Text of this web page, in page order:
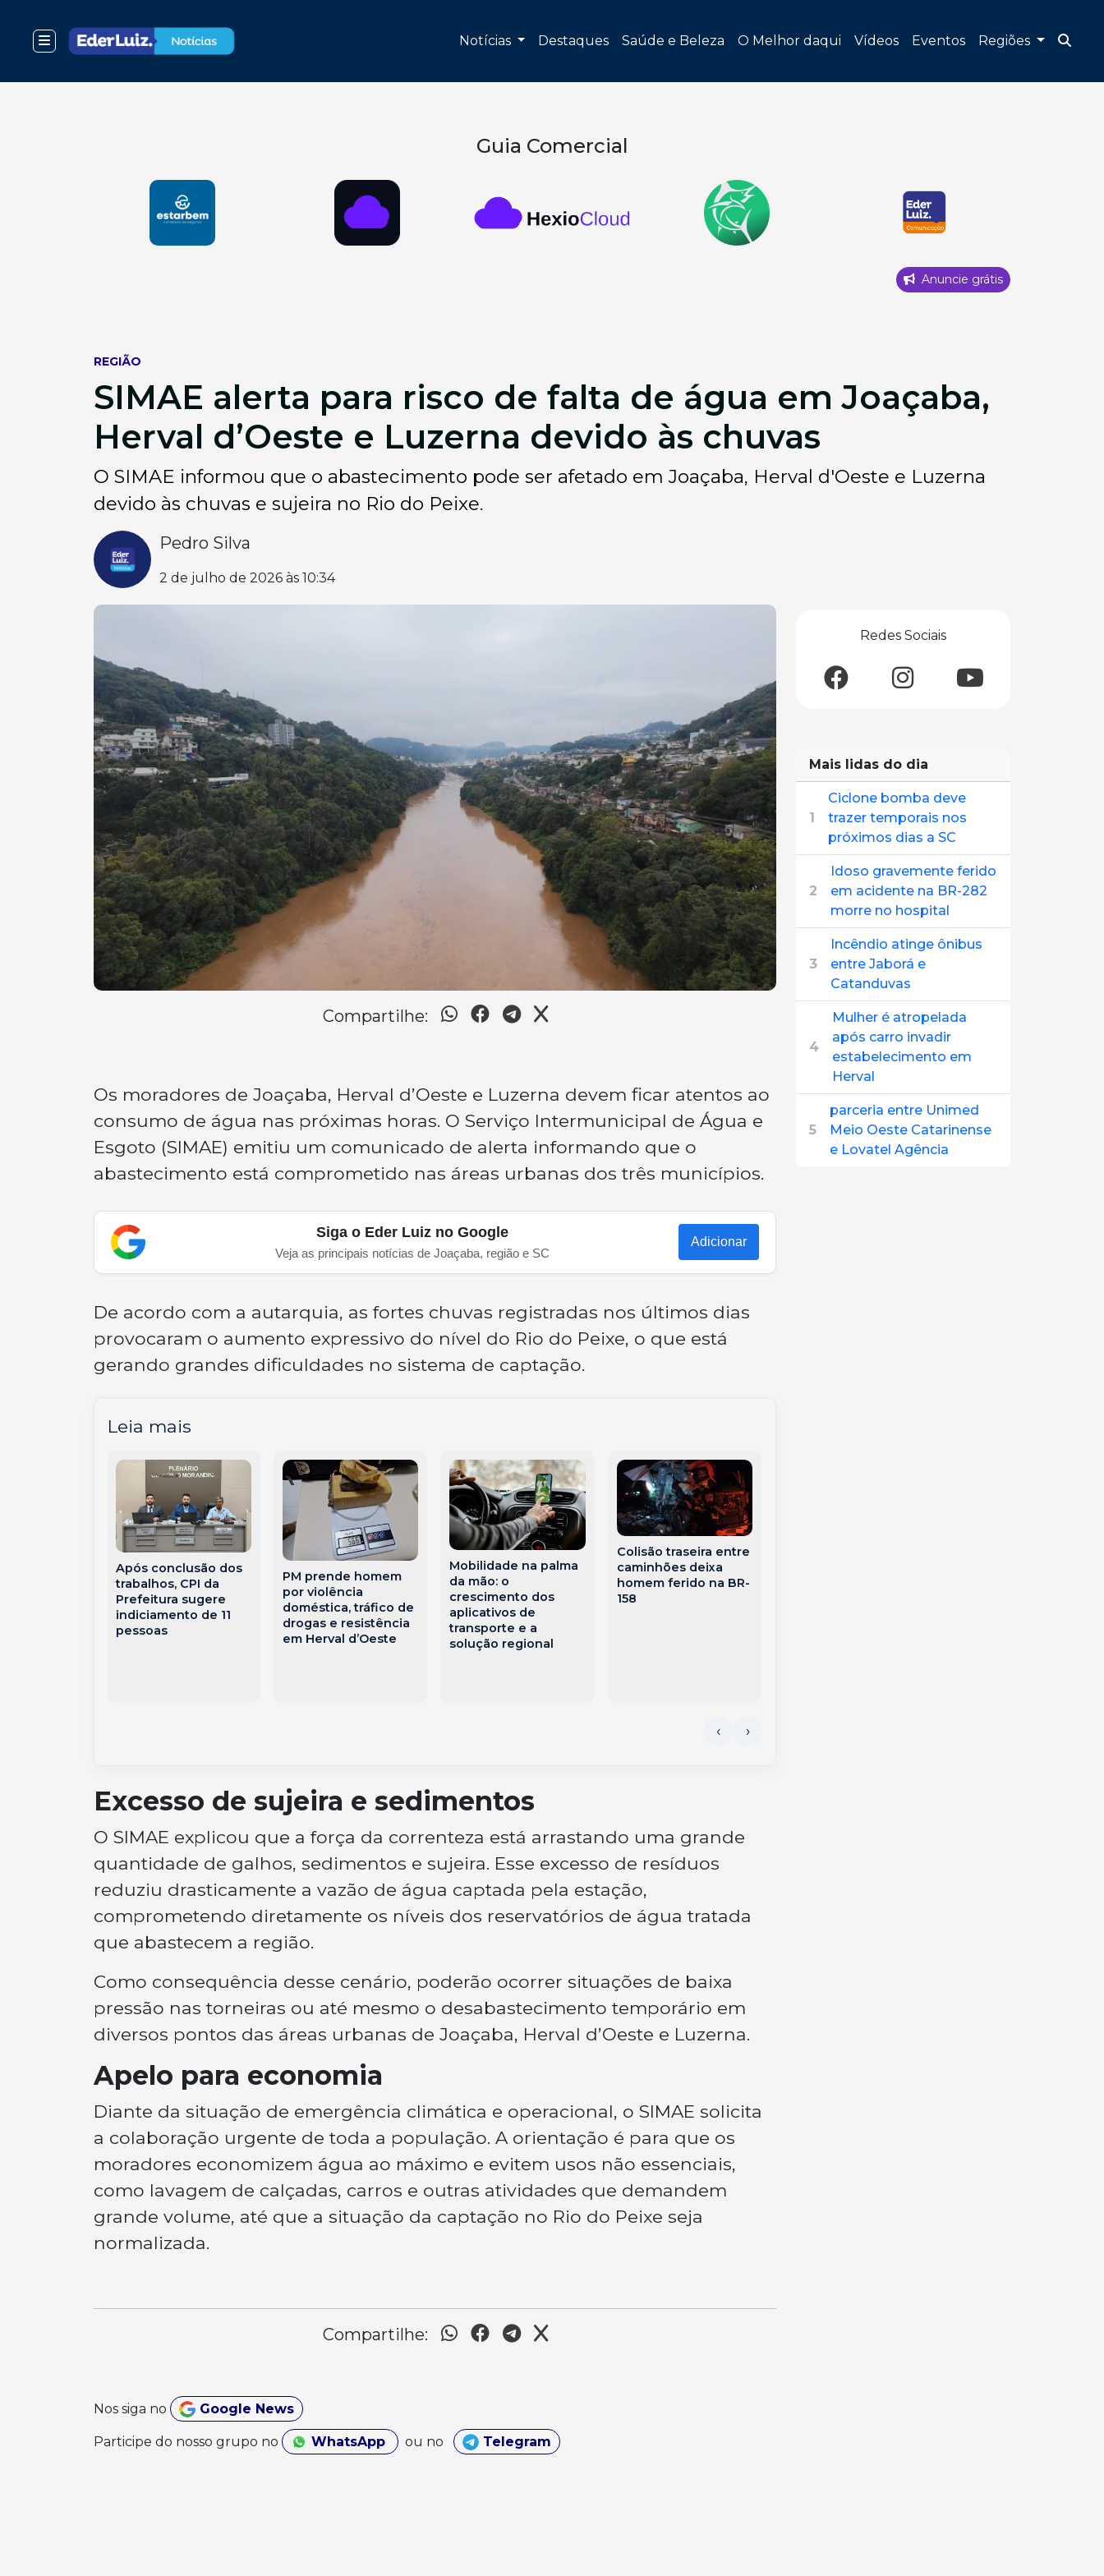
Notícias Destaques Saúde e Beleza O Melhor daqui Vídeos Eventos Regiões
Guia Comercial
Anuncie grátis
REGIÃO
SIMAE alerta para risco de falta de água em Joaçaba,
Herval d’Oeste e Luzerna devido às chuvas
O SIMAE informou que o abastecimento pode ser afetado em Joaçaba, Herval d'Oeste e Luzerna
devido às chuvas e sujeira no Rio do Peixe.
Pedro Silva
2 de julho de 2026 às 10:34
Compartilhe:
Os moradores de Joaçaba, Herval d’Oeste e Luzerna devem ficar atentos ao
consumo de água nas próximas horas. O Serviço Intermunicipal de Água e
Esgoto (SIMAE) emitiu um comunicado de alerta informando que o
abastecimento está comprometido nas áreas urbanas dos três municípios.
Siga o Eder Luiz no Google
Veja as principais notícias de Joaçaba, região e SC
Adicionar
De acordo com a autarquia, as fortes chuvas registradas nos últimos dias
provocaram o aumento expressivo do nível do Rio do Peixe, o que está
gerando grandes dificuldades no sistema de captação.
Leia mais
Após conclusão dos
trabalhos, CPI da
Prefeitura sugere
indiciamento de 11
pessoas
PM prende homem
por violência
doméstica, tráfico de
drogas e resistência
em Herval d’Oeste
Mobilidade na palma
da mão: o
crescimento dos
aplicativos de
transporte e a
solução regional
Colisão traseira entre
caminhões deixa
homem ferido na BR-
158
Excesso de sujeira e sedimentos
O SIMAE explicou que a força da correnteza está arrastando uma grande
quantidade de galhos, sedimentos e sujeira. Esse excesso de resíduos
reduziu drasticamente a vazão de água captada pela estação,
comprometendo diretamente os níveis dos reservatórios de água tratada
que abastecem a região.
Como consequência desse cenário, poderão ocorrer situações de baixa
pressão nas torneiras ou até mesmo o desabastecimento temporário em
diversos pontos das áreas urbanas de Joaçaba, Herval d’Oeste e Luzerna.
Apelo para economia
Diante da situação de emergência climática e operacional, o SIMAE solicita
a colaboração urgente de toda a população. A orientação é para que os
moradores economizem água ao máximo e evitem usos não essenciais,
como lavagem de calçadas, carros e outras atividades que demandem
grande volume, até que a situação da captação no Rio do Peixe seja
normalizada.
Compartilhe:
Nos siga no Google News
Participe do nosso grupo no WhatsApp ou no Telegram
Redes Sociais
Mais lidas do dia
1
Ciclone bomba deve
trazer temporais nos
próximos dias a SC
2
Idoso gravemente ferido
em acidente na BR-282
morre no hospital
3
Incêndio atinge ônibus
entre Jaborá e
Catanduvas
4
Mulher é atropelada
após carro invadir
estabelecimento em
Herval
5
parceria entre Unimed
Meio Oeste Catarinense
e Lovatel Agência